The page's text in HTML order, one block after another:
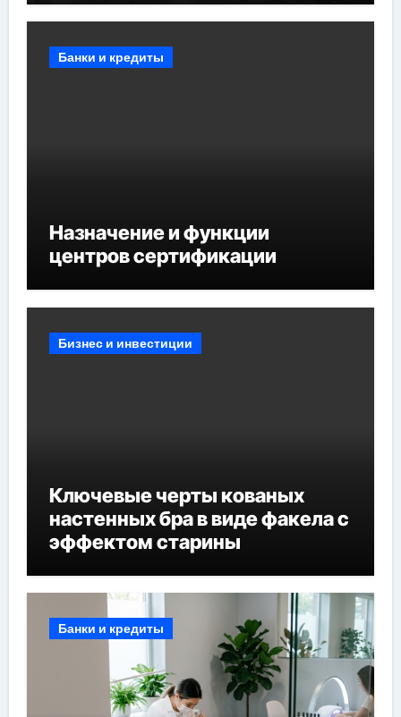
мероприятий и обустройства
Банки и кредиты
Назначение и функции
центров сертификации
Бизнес и инвестиции
Ключевые черты кованых
настенных бра в виде факела с
эффектом старины
Банки и кредиты